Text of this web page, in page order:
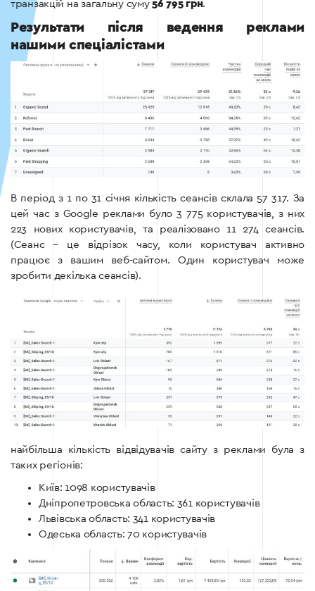
транзакцій на загальну суму 56 795 грн.
Результати після ведення реклами
нашими спеціалістами
В період з 1 по 31 cічня кількість сеансів склала 57 317. За
цей час з Google реклами було 3 775 користувачів, з них
223 нових користувачів, та реалізовано 11 274 сеансів.
(Сеанс – це відрізок часу, коли користувач активно
працює з вашим веб-сайтом. Один користувач може
зробити декілька сеансів).
найбільша кількість відвідувачів сайту з реклами була з
таких регіонів:
Київ: 1098 користувачів
Дніпропетровська область: 361 користувачів
Львівська область: 341 користувачів
Одеська область: 70 користувачів